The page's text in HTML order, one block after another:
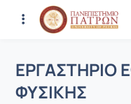
Μάθημα :
Κωδικός : EE999
ΦΥΣΙΚΗΣ